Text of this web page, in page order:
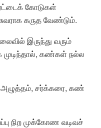
கோடுகள்
கருத வேண்டும்.
இருந்து வரும்
கண்கள் நல்ல
சர்க்கரை, கண்
நிற முக்கோண வடிவச்